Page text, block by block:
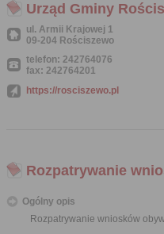
Urząd Gminy
ul. Armii Krajowej 1
09-204 Rościszewo
telefon: 242764076
fax: 242764201
https://rosciszewo.pl
Rozpatrywanie
Ogólny opis
Rozpatrywanie wniosków